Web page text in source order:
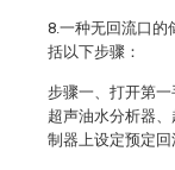
8.一种无回流口的
括以下步骤：
步骤一、打开第一
超声油水分析器
制器上设定预定回